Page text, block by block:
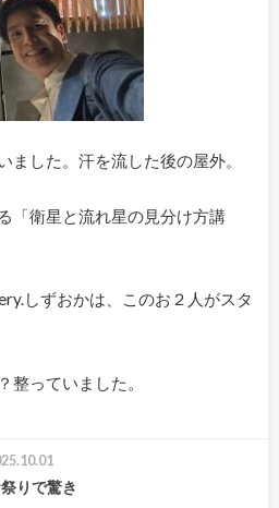
ました。汗を流した後の屋外。
「衛星と流れ星の見分け方講
しずおかは、このお２人がスタ
整っていました。
りで驚き